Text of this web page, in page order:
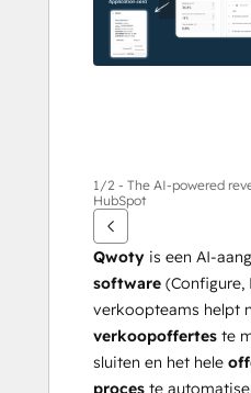
1/2 - The AI-powered
HubSpot
Qwoty is een AI-
software (Configure,
verkoopoffertes te
sluiten en het hele
proces te